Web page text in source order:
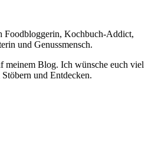
Foodbloggerin, Kochbuch-Addict,
und Genussmensch.
meinem Blog. Ich wünsche euch viel
Stöbern und Entdecken.